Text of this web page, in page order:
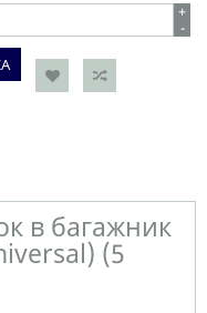
+
-
в багажник
(5